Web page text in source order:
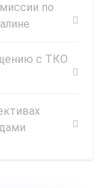
по
с ТКО